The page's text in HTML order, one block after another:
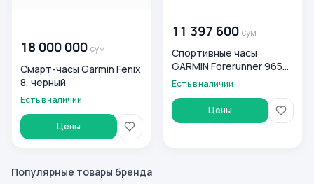
18 000 000 сум
Смарт-часы Garmin Fenix
8, черный
Есть в наличии
Цены
11 397 600 сум
Спортивные часы
GARMIN Forerunner 965
Black
Есть в наличии
Цены
Популярные товары бренда